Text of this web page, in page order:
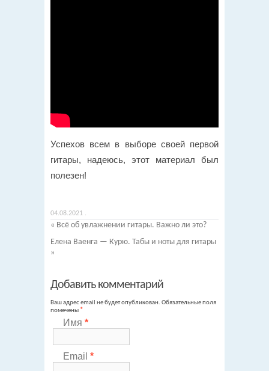
Успехов всем в выборе своей первой
гитары, надеюсь, этот материал был
полезен!
04.08.2021 .
« Всё об увлажнении гитары. Важно ли это?
Елена Ваенга — Курю. Табы и ноты для гитары
»
Добавить комментарий
Ваш адрес email не будет опубликован. Обязательные поля
помечены *
Имя *
Email *